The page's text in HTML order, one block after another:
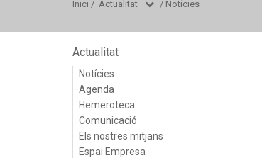
Inici / Actualitat / Notícies
Actualitat
Notícies
Agenda
Hemeroteca
Comunicació
Els nostres mitjans
Espai Empresa